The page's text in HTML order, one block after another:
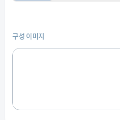
구성 이미지